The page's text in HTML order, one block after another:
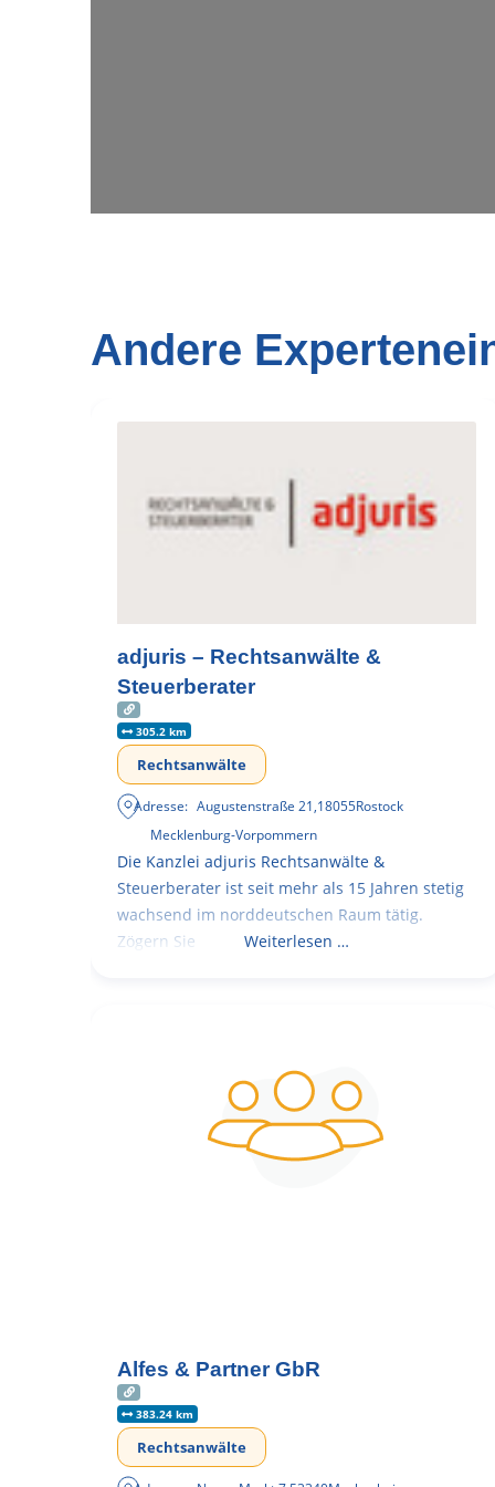
Andere
adjuris – Rechtsanwälte &
Steuerberater
305.2 km
Rechtsanwälte
Adresse: Augustenstraße 21,18055Rostock
Mecklenburg-Vorpommern
Die Kanzlei adjuris Rechtsanwälte &
Steuerberater ist seit mehr als 15 Jahren stetig
wachsend im norddeutschen Raum tätig.
Zögern Sie
Weiterlesen …
Alfes & Partner GbR
383.24 km
Rechtsanwälte